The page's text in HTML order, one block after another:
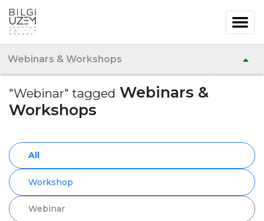
Webinars & Workshops
"Webinar" tagged Webinars &
Workshops
All
Workshop
Webinar